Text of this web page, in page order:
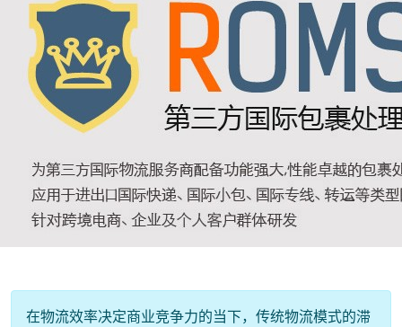
在物流效率决定商业竞争力的当下，传统物流模式的滞